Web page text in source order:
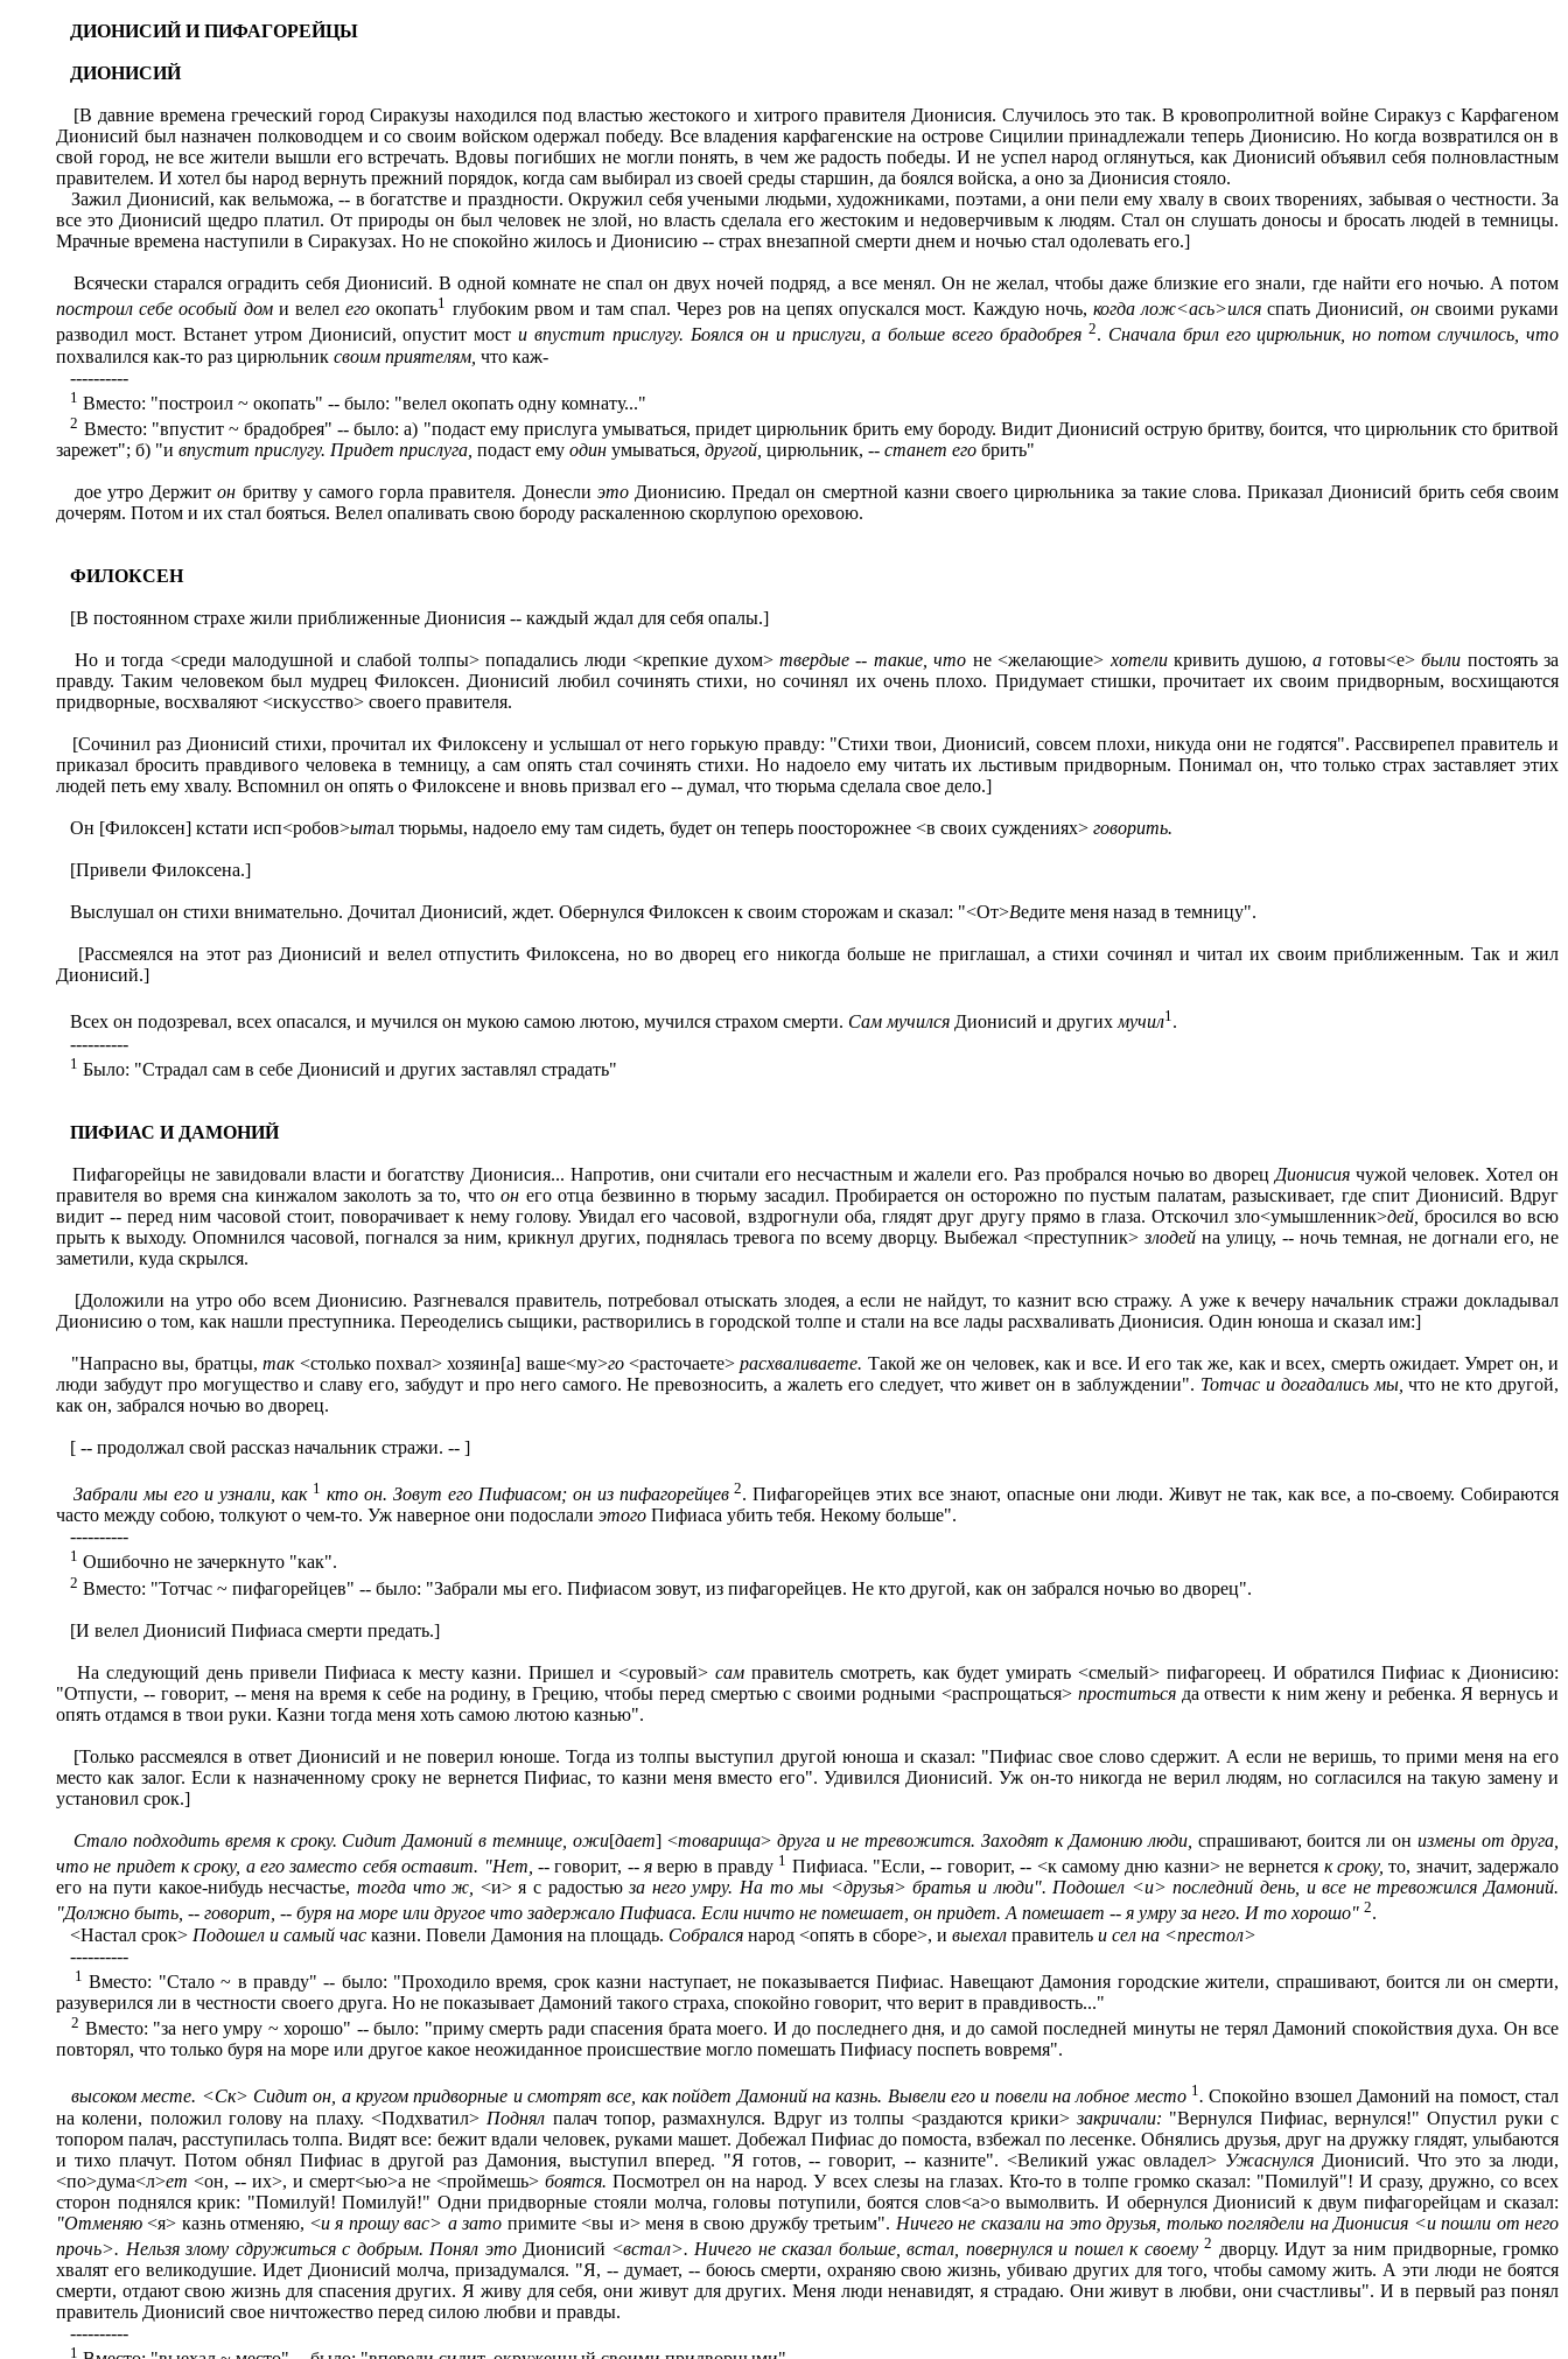
ДИОНИСИЙ И ПИФАГОРЕЙЦЫ
ДИОНИСИЙ
[В давние времена греческий город Сиракузы находился под властью жестокого и хитрого правителя Дионисия. Случилось это так. В кровопролитной войне Сиракуз с Карфагеном
Дионисий был назначен полководцем и со своим войском одержал победу. Все владения карфагенские на острове Сицилии принадлежали теперь Дионисию. Но когда возвратился он в
свой город, не все жители вышли его встречать. Вдовы погибших не могли понять, в чем же радость победы. И не успел народ оглянуться, как Дионисий объявил себя полновластным
правителем. И хотел бы народ вернуть прежний порядок, когда сам выбирал из своей среды старшин, да боялся войска, а оно за Дионисия стояло.
Зажил Дионисий, как вельможа, -- в богатстве и праздности. Окружил себя учеными людьми, художниками, поэтами, а они пели ему хвалу в своих творениях, забывая о честности. За
все это Дионисий щедро платил. От природы он был человек не злой, но власть сделала его жестоким и недоверчивым к людям. Стал он слушать доносы и бросать людей в темницы.
Мрачные времена наступили в Сиракузах. Но не спокойно жилось и Дионисию -- страх внезапной смерти днем и ночью стал одолевать его.]
Всячески старался оградить себя Дионисий. В одной комнате не спал он двух ночей подряд, а все менял. Он не желал, чтобы даже близкие его знали, где найти его ночью. А потом
построил себе особый дом и велелегоокопать1 глубоким рвом и там спал. Через ров на цепях опускался мост. Каждую ночь, когда лож<ась>илсяспать Дионисий, он своими руками
разводил мост. Встанет утром Дионисий, опустит мости впустит прислугу. Боялся он и прислуги, а больше всего брадобрея 2. Сначала брил его цирюльник, но потом случилось, что
похвалился как-то раз цирюльник своим приятелям, что каж-
----------
1 Вместо: "построил ~ окопать" -- было: "велел окопать одну комнату..."
2 Вместо: "впустит ~ брадобрея" -- было: а) "подаст ему прислуга умываться, придет цирюльник брить ему бороду. Видит Дионисий острую бритву, боится, что цирюльник сто бритвой
зарежет"; б) "и впустит прислугу. Придет прислуга, подаст ему один умываться, другой, цирюльник, -- станет его брить"
дое утро Держитон бритву у самого горла правителя. Донесли это Дионисию. Предал он смертной казни своего цирюльника за такие слова. Приказал Дионисий брить себя своим
дочерям. Потом и их стал бояться. Велел опаливать свою бороду раскаленною скорлупою ореховою.
ФИЛОКСЕН
[В постоянном страхе жили приближенные Дионисия -- каждый ждал для себя опалы.]
Но и тогда <среди малодушной и слабой толпы> попадались люди <крепкие духом> твердые -- такие, что не <желающие> хотеликривить душою,а готовы<е>были постоять за
правду. Таким человеком был мудрец Филоксен. Дионисий любил сочинять стихи, но сочинял их очень плохо. Придумает стишки, прочитает их своим придворным, восхищаются
придворные, восхваляют <искусство> своего правителя.
[Сочинил раз Дионисий стихи, прочитал их Филоксену и услышал от него горькую правду: "Стихи твои, Дионисий, совсем плохи, никуда они не годятся". Рассвирепел правитель и
приказал бросить правдивого человека в темницу, а сам опять стал сочинять стихи. Но надоело ему читать их льстивым придворным. Понимал он, что только страх заставляет этих
людей петь ему хвалу. Вспомнил он опять о Филоксене и вновь призвал его -- думал, что тюрьма сделала свое дело.]
Он [Филоксен] кстати исп<робов>ытал тюрьмы, надоело ему там сидеть, будет он теперь поосторожнее <в своих суждениях> говорить.
[Привели Филоксена.]
Выслушал он стихи внимательно. Дочитал Дионисий, ждет. Обернулся Филоксен к своим сторожам и сказал: "<От>Ведите меня назад в темницу".
[Рассмеялся на этот раз Дионисий и велел отпустить Филоксена, но во дворец его никогда больше не приглашал, а стихи сочинял и читал их своим приближенным. Так и жил
Дионисий.]
Всех он подозревал, всех опасался, и мучился он мукою самою лютою, мучился страхом смерти. Сам мучился Дионисий и другихмучил1.
----------
1 Было: "Страдал сам в себе Дионисий и других заставлял страдать"
ПИФИАС И ДАМОНИЙ
Пифагорейцы не завидовали власти и богатству Дионисия... Напротив, они считали его несчастным и жалели его. Раз пробрался ночью во дворец Дионисия чужой человек. Хотел он
правителя во время сна кинжалом заколоть за то, чтоон его отца безвинно в тюрьму засадил. Пробирается он осторожно по пустым палатам, разыскивает, где спит Дионисий. Вдруг
видит -- перед ним часовой стоит, поворачивает к нему голову. Увидал его часовой, вздрогнули оба, глядят друг другу прямо в глаза. Отскочил зло<умышленник>дей, бросился во всю
прыть к выходу. Опомнился часовой, погнался за ним, крикнул других, поднялась тревога по всему дворцу. Выбежал <преступник>злодей на улицу, -- ночь темная, не догнали его, не
заметили, куда скрылся.
[Доложили на утро обо всем Дионисию. Разгневался правитель, потребовал отыскать злодея, а если не найдут, то казнит всю стражу. А уже к вечеру начальник стражи докладывал
Дионисию о том, как нашли преступника. Переоделись сыщики, растворились в городской толпе и стали на все лады расхваливать Дионисия. Один юноша и сказал им:]
"Напрасно вы, братцы,так <столько похвал> хозяин[а] ваше<му>го <расточаете>расхваливаете. Такой же он человек, как и все. И его так же, как и всех, смерть ожидает. Умрет он, и
люди забудут про могущество и славу его, забудут и про него самого. Не превозносить, а жалеть его следует, что живет он в заблуждении". Тотчас и догадались мы,что не кто другой,
как он, забрался ночью во дворец.
[ -- продолжал свой рассказ начальник стражи. -- ]
Забрали мы его и узнали, как 1 кто он. Зовут его Пифиасом; он из пифагорейцев2. Пифагорейцев этих все знают, опасные они люди. Живут не так, как все, а по-своему. Собираются
часто между собою, толкуют о чем-то. Уж наверное они подослали этого Пифиаса убить тебя. Некому больше".
----------
1 Ошибочно не зачеркнуто "как".
2 Вместо: "Тотчас ~ пифагорейцев" -- было: "Забрали мы его. Пифиасом зовут, из пифагорейцев. Не кто другой, как он забрался ночью во дворец".
[И велел Дионисий Пифиаса смерти предать.]
На следующий день привели Пифиаса к месту казни. Пришел и <суровый> сам правитель смотреть, как будет умирать <смелый> пифагореец. И обратился Пифиас к Дионисию:
"Отпусти, -- говорит, -- меня на время к себе на родину, в Грецию, чтобы перед смертью с своими родными <распрощаться> проститься да отвести к ним жену и ребенка. Я вернусь и
опять отдамся в твои руки. Казни тогда меня хоть самою лютою казнью".
[Только рассмеялся в ответ Дионисий и не поверил юноше. Тогда из толпы выступил другой юноша и сказал: "Пифиас свое слово сдержит. А если не веришь, то прими меня на его
место как залог. Если к назначенному сроку не вернется Пифиас, то казни меня вместо его". Удивился Дионисий. Уж он-то никогда не верил людям, но согласился на такую замену и
установил срок.]
Стало подходить время к сроку. Сидит Дамоний в темнице, ожи[дает] <товарища> друга и не тревожится. Заходят к Дамонию люди, спрашивают, боится ли онизмены от друга,
что не придет к сроку, а его заместо себя оставит. "Нет, -- говорит, -- яверю в правду 1 Пифиаса. "Если, -- говорит, -- <к самому дню казни> не вернется к сроку,то, значит, задержало
его на пути какое-нибудь несчастье, тогда что ж, <и> я с радостьюза него умру. На то мы <друзья> братья и люди". Подошел <и> последний день , и все не тревожился Дамоний.
"Должно быть, -- говорит, -- буря на море или другое что задержало Пифиаса. Если ничто не помешает, он придет. А помешает --я умру за него. И то хорошо" 2.
<Настал срок> Подошел и самый час казни. Повели Дамония на площадь. Собрался народ <опять в сборе>, и выехал правитель и сел на <престол>
----------
1 Вместо: "Стало ~ в правду" -- было: "Проходило время, срок казни наступает, не показывается Пифиас. Навещают Дамония городские жители, спрашивают, боится ли он смерти,
разуверился ли в честности своего друга. Но не показывает Дамоний такого страха, спокойно говорит, что верит в правдивость..."
2 Вместо: "за него умру ~ хорошо" -- было: "приму смерть ради спасения брата моего. И до последнего дня, и до самой последней минуты не терял Дамоний спокойствия духа. Он все
повторял, что только буря на море или другое какое неожиданное происшествие могло помешать Пифиасу поспеть вовремя".
высоком месте. <Ск> Сидит он, а кругом придворные и смотрят все, как пойдет Дамоний на казнь. Вывели его и повели на лобное место 1.Спокойно взошел Дамоний на помост, стал
на колени, положил голову на плаху. <Подхватил> Поднял палач топор, размахнулся. Вдруг из толпы <раздаются крики>закричали: "Вернулся Пифиас, вернулся!" Опустил руки с
топором палач, расступилась толпа. Видят все: бежит вдали человек, руками машет. Добежал Пифиас до помоста, взбежал по лесенке. Обнялись друзья, друг на дружку глядят, улыбаются
и тихо плачут. Потом обнял Пифиас в другой раз Дамония, выступил вперед. "Я готов, -- говорит, -- казните". <Великий ужас овладел> Ужаснулся Дионисий. Что это за люди,
<по>дума<л>ет <он, -- их>, и смерт<ью>а не <проймешь>боятся. Посмотрел он на народ. У всех слезы на глазах. Кто-то в толпе громко сказал: "Помилуй"! И сразу, дружно, со всех
сторон поднялся крик: "Помилуй! Помилуй!" Одни придворные стояли молча, головы потупили, боятся слов<а>о вымолвить. И обернулся Дионисий к двум пифагорейцам и сказал:
"Отменяю<я> казнь отменяю, <и я прошу вас> а зато примите <вы и> меня в свою дружбу третьим". Ничего не сказали на это друзья, только поглядели на Дионисия <и пошли от него
прочь>. Нельзя злому сдружиться с добрым. Понял это Дионисий <встал>. Ничего не сказал больше, встал, повернулся и пошел к своему 2 дворцу. Идут за ним придворные, громко
хвалят его великодушие. Идет Дионисий молча, призадумался. "Я, -- думает, -- боюсь смерти, охраняю свою жизнь, убиваю других для того, чтобы самому жить. А эти люди не боятся
смерти, отдают свою жизнь для спасения других. Я живу для себя, они живут для других. Меня люди ненавидят, я страдаю. Они живут в любви, они счастливы". И в первый раз понял
правитель Дионисий свое ничтожество перед силою любви и правды.
----------
1